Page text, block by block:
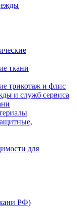
ткани
трикотаж и флис
и служб сервиса
для
РФ)